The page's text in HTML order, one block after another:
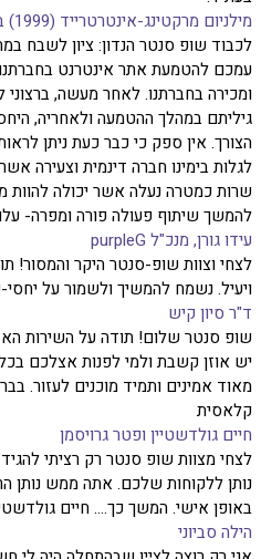
מילניום מרקטינג-אינטרטרייד (1999) בע"מ
עמכם להטמעת אתר אינטרנט
ומכירה בחברתנו. לאחר מעשה,
גיליתם במהלך ההטמעה ולאחריה,
הצורך. אין ספק כי כבר כעת ניתן
לגלות בימינו חברה דינמית וצעירה
שרות כמטרה נעלה אשר יכולה להוות
להמשך שיתוף פעולה פורה ומפרה- עלו
עידו גורן, מנכ"ל purpleG
לצחי וצוות שופ-סנטר היקר והמסור!
ויעיל. נשמח להמשיך ולשמור על
ד"ר סיון קיש
שופ סנטר שלום! תודה על השירות
יש אוזן קשבת ולמי לפנות אצלכם
מאוד אמינים ותמיד מוכנים לעזור.
קלאסית
חיים גולדשטיין ופטר גרויסמן
לצחי מצוות שופ סנטר רק רציתי
נותן ללקוחות שלכם. אתה ממש
באופן אישי. המשך כך.... חיים
הילה סביוני